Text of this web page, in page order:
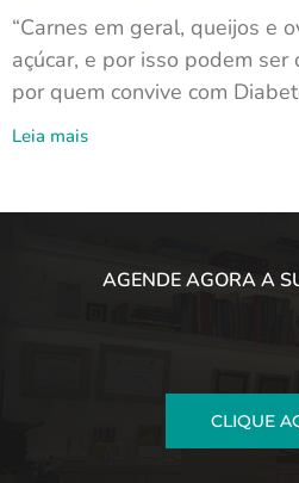
“Carnes em geral, queijos e
açúcar, e por isso podem
por quem convive com
Leia mais
AGENDE AGORA A
CLIQUE